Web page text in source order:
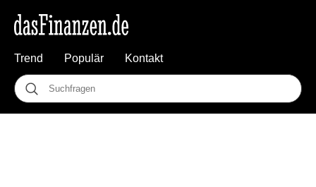
Trend Populär Kontakt